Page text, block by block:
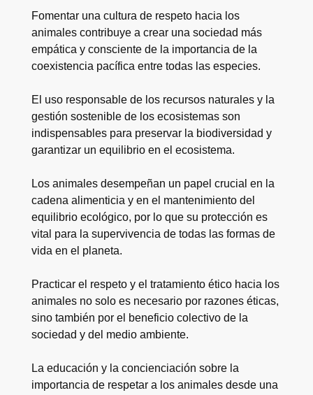
Fomentar una cultura de respeto hacia los
animales contribuye a crear una sociedad más
empática y consciente de la importancia de la
coexistencia pacífica entre todas las especies.
El uso responsable de los recursos naturales y la
gestión sostenible de los ecosistemas son
indispensables para preservar la biodiversidad y
garantizar un equilibrio en el ecosistema.
Los animales desempeñan un papel crucial en la
cadena alimenticia y en el mantenimiento del
equilibrio ecológico, por lo que su protección es
vital para la supervivencia de todas las formas de
vida en el planeta.
Practicar el respeto y el tratamiento ético hacia los
animales no solo es necesario por razones éticas,
sino también por el beneficio colectivo de la
sociedad y del medio ambiente.
La educación y la concienciación sobre la
importancia de respetar a los animales desde una